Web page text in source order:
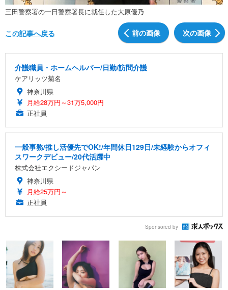
三田警察署の一日警察署長に就任した大原優乃
前の画像 次の画像
この記事へ戻る
介護職員・ホームヘルパー/日勤/訪問介護
ケアリッツ菊名
神奈川県
月給28万円～31万5,000円
正社員
一般事務/推し活優先でOK!/年間休日129日/未経験からオフィ
スワークデビュー/20代活躍中
株式会社エクシードジャパン
神奈川県
月給25万円～
正社員
Sponsored by